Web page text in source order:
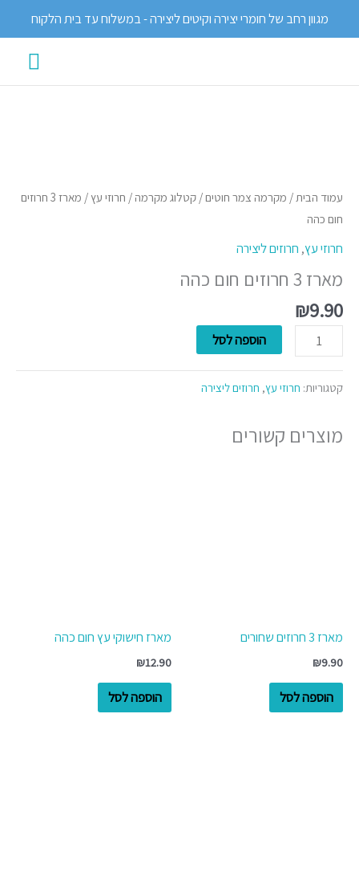
מגוון רחב של חומרי יצירה וקיטים ליצירה - במשלוח עד בית הלקוח
עמוד הבית/ מקרמה צמר חוטים/ קטלוג מקרמה / חרוזי עץ
/ מארז 3 חרוזים
חום כהה
חרוזי עץ, חרוזים ליצירה
מארז 3 חרוזים חום כהה
₪9.90
מארז
3
חום
כהה
הוספה לסל
קטגוריות: חרוזי עץ, חרוזים ליצירה
מוצרים קשורים
מארז 3 חרוזים שחורים
₪9.90
הוספה לסל
מארז חישוקי עץ חום כהה
₪12.90
הוספה לסל